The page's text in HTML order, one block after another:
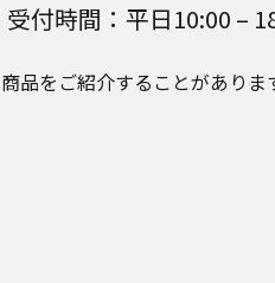
受付時間：平日10:00 –
品をご紹介することがありま